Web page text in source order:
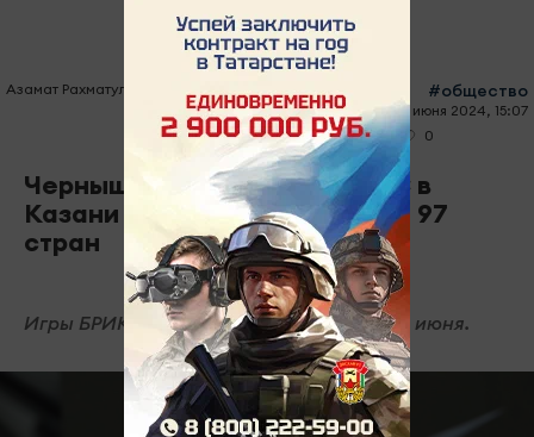
Азамат Рахматуллин #общество
01 июня 2024, 15:07
1000
0 0
Чернышенко: на Игры БРИКС в
Казани подтвердили участие 97
стран
Игры БРИКС пройдут в Казани с 12 по 23 июня.